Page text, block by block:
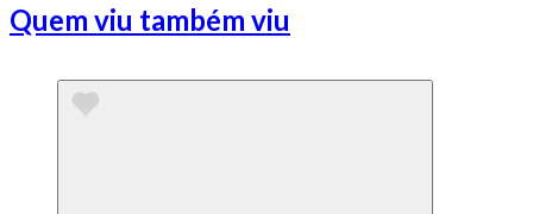
Quem viu também viu